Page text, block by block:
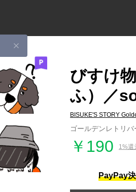
びすけ
ふ）／
BISUKE'S STORY
ゴールデンレトリ
￥190 1%還
PayPay